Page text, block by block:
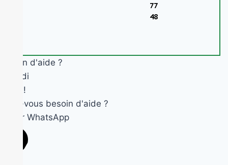
77
48
Besoin d'aide ?
Okandi
Salut !
Avez-vous besoin d'aide ?
Ouvrir WhatsApp